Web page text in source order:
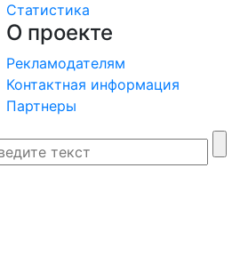
Статистика
О проекте
Рекламодателям
Контактная информация
Партнеры